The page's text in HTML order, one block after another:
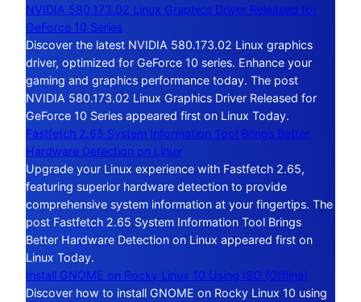
NVIDIA 580.173.02 Linux Graphics Driver Released for
GeForce 10 Series
Discover the latest NVIDIA 580.173.02 Linux graphics
driver, optimized for GeForce 10 series. Enhance your
gaming and graphics performance today. The post
NVIDIA 580.173.02 Linux Graphics Driver Released for
GeForce 10 Series appeared first on Linux Today.
Fastfetch 2.65 System Information Tool Brings Better
Hardware Detection on Linux
Upgrade your Linux experience with Fastfetch 2.65,
featuring superior hardware detection to provide
comprehensive system information at your fingertips. The
post Fastfetch 2.65 System Information Tool Brings
Better Hardware Detection on Linux appeared first on
Linux Today.
Install GNOME on Rocky Linux 10 Using ISO (Offline)
Discover how to install GNOME on Rocky Linux 10 using